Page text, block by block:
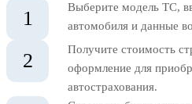
1
Выберите модель ТС,
автомобиля и данные
2
Получите стоимость
оформление для
автострахования.